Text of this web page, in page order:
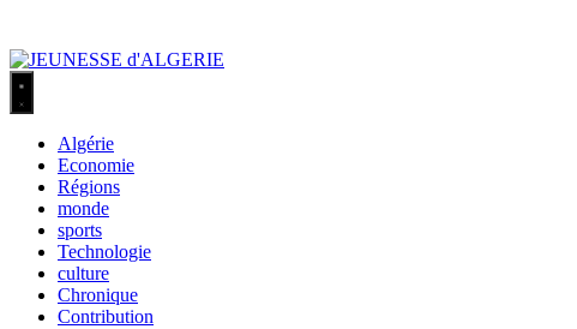
Algérie
Economie
Régions
monde
sports
Technologie
culture
Chronique
Contribution